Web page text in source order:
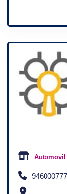
Automovil
946000777